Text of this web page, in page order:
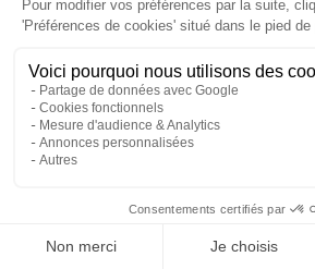
Choisir une tente de toit :
retenir ?